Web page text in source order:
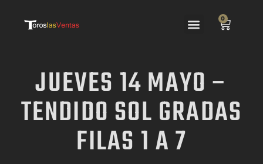
0
JUEVES 14 MAYO –
TENDIDO SOL GRADAS
FILAS 1 A 7